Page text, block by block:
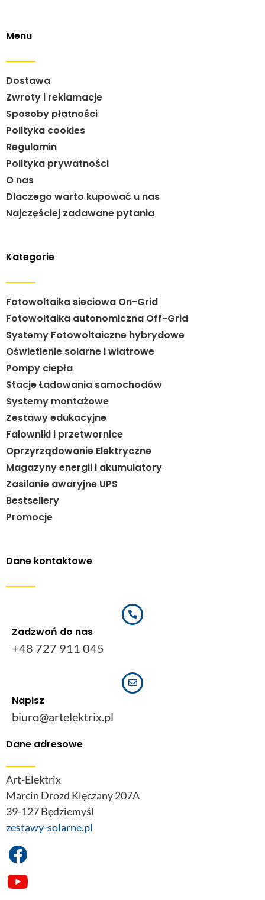
Menu
Dostawa
Zwroty i reklamacje
Sposoby płatności
Polityka cookies
Regulamin
Polityka prywatności
O nas
Dlaczego warto kupować u nas
Najczęściej zadawane pytania
Kategorie
Fotowoltaika sieciowa On-Grid
Fotowoltaika autonomiczna Off-Grid
Systemy Fotowoltaiczne hybrydowe
Oświetlenie solarne i wiatrowe
Pompy ciepła
Stacje Ładowania samochodów
Systemy montażowe
Zestawy edukacyjne
Falowniki i przetwornice
Oprzyrządowanie Elektryczne
Magazyny energii i akumulatory
Zasilanie awaryjne UPS
Bestsellery
Promocje
Dane kontaktowe
Zadzwoń do nas
+48 727 911 045
Napisz
biuro@artelektrix.pl
Dane adresowe
Art-Elektrix
Marcin Drozd Klęczany 207A
39-127 Będziemyśl
zestawy-solarne.pl